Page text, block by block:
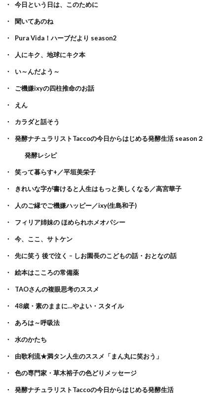
今日という日は、このために
聞いてあのね
Pura Vida！ハーブだより season2
人にキク、地球にキク本
い～んだよう～
ご機嫌ixyの四柱推命のお話
えん
カラダと話そう
発酵ナチュラリストTaccoの今日からはじめる発酵生活 season２
発酵レシピ
笑って暮らす+／平垣美栄子
きれいな字が書けると人生はもっと美しくなる／高宮華子
人のご縁でご機嫌ハッピー／ixy(生島和子)
フィリア姉妹の ほめられホメオパシー
今、ここ、サトケン
先に笑う 後で泣く – しお園長のこどもの話・おとなの話
絵本はこころの常備薬
TAOさんの複眼思考のススメ
48歳・素のままに…やよい・スタイル
あろは～呼吸法
水のかたち
由歌利流★満タン人生のススメ「まん丸に笑おう」
色の専門家・草木裕子の色どりメッセージ
発酵ナチュラリストTaccoの今日からはじめる発酵生活